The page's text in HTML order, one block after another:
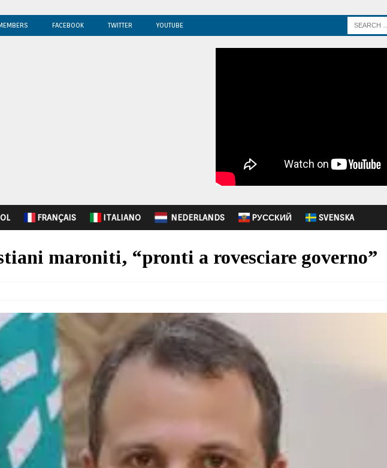
FACEBOOK TWITTER YOUTUBE
FRANÇAIS ITALIANO NEDERLANDS PУССКИЙ SVENSKA
maroniti, “pronti a rovesciare governo”